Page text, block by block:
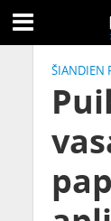
ŠIANDIEN